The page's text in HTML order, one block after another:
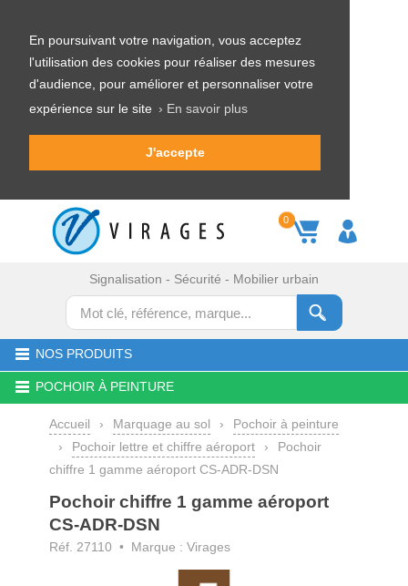
En poursuivant votre navigation, vous acceptez
l'utilisation des cookies pour réaliser des mesures
d'audience, pour améliorer et personnaliser votre
expérience sur le site › En savoir plus
J'accepte
0
Signalisation - Sécurité - Mobilier urbain
NOS PRODUITS
POCHOIR À PEINTURE
Accueil › Marquage au sol ›
Pochoir à peinture
›
Pochoir lettre et chiffre aéroport ›
Pochoir
chiffre 1 gamme aéroport CS-ADR-DSN
Pochoir chiffre 1 gamme aéroport
CS-ADR-DSN
Réf. 27110 • Marque : Virages